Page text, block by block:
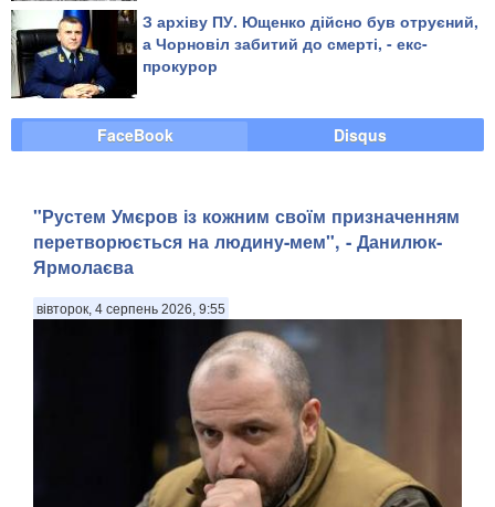
З архіву ПУ. Ющенко дійсно був отруєний,
а Чорновіл забитий до смерті, - екс-
прокурор
FaceBook Disqus
"Рустем Умєров із кожним своїм призначенням
перетворюється на людину-мем", - Данилюк-
Ярмолаєва
вівторок, 4 серпень 2026, 9:55